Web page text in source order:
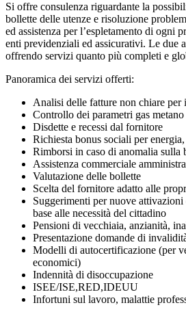
Si offre consulenza riguardante la
bollette delle utenze e risoluzione
ed assistenza per l’espletamento di ogni
enti previdenziali ed assicurativi. Le due
offrendo servizi quanto più completi e
Panoramica dei servizi offerti:
Analisi delle fatture non chiare per
Controllo dei parametri gas
Disdette e recessi dal fornitore
Richiesta bonus sociali per
Rimborsi in caso di anomalia sulla
Assistenza commerciale
Valutazione delle bollette
Scelta del fornitore adatto alle
Suggerimenti per nuove attivazioni
base alle necessità del cittadino
Pensioni di vecchiaia, anzianità,
Presentazione domande di
Modelli di autocertificazione (per
economici)
Indennità di disoccupazione
ISEE/ISE,RED,IDEUU
Infortuni sul lavoro, malattie